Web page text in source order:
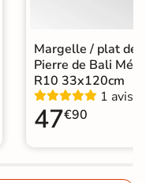
Margelle / plat de
Pierre de Bali
R10 33x120cm
1 avis
47€90